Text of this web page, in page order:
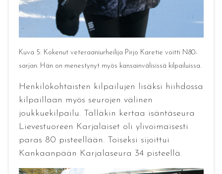
Kuva 5: Kokenut veteraaniurheilija Pirjo Karetie voitti N80-
sarjan. Hän on menestynyt myös kansainvälisissä kilpailuissa.
Henkilökohtaisten kilpailujen lisäksi hiihdossa
kilpaillaan myös seurojen välinen
joukkuekilpailu. Tälläkin kertaa isäntäseura
Lievestuoreen Karjalaiset oli ylivoimaisesti
paras 80 pisteellään. Toiseksi sijoittui
Kankaanpään Karjalaseura 34 pisteellä.